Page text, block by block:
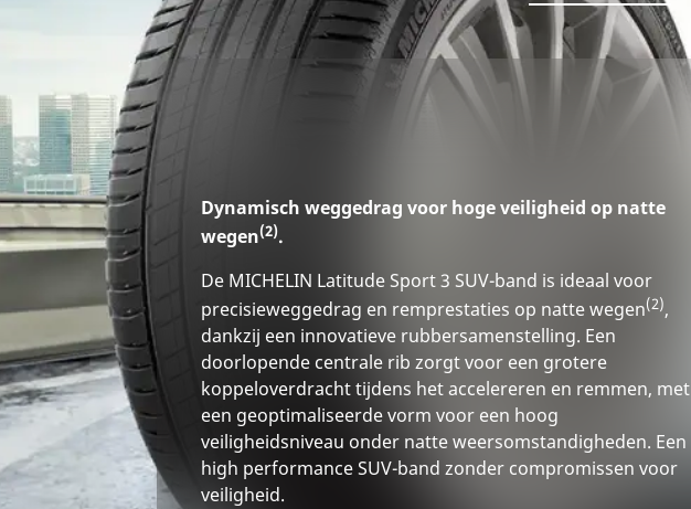
Dynamisch weggedrag voor hoge veiligheid op natte
wegen(2).
De MICHELIN Latitude Sport 3 SUV-band is ideaal voor
precisieweggedrag en remprestaties op natte wegen(2),
dankzij een innovatieve rubbersamenstelling. Een
doorlopende centrale rib zorgt voor een grotere
koppeloverdracht tijdens het accelereren en remmen, met
een geoptimaliseerde vorm voor een hoog
veiligheidsniveau onder natte weersomstandigheden. Een
high performance SUV-band zonder compromissen voor
veiligheid.